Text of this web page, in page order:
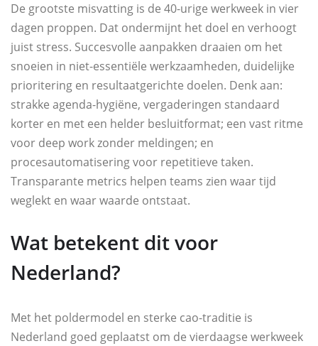
De grootste misvatting is de 40-urige werkweek in vier
dagen proppen. Dat ondermijnt het doel en verhoogt
juist stress. Succesvolle aanpakken draaien om het
snoeien in niet-essentiële werkzaamheden, duidelijke
prioritering en resultaatgerichte doelen. Denk aan:
strakke agenda-hygiëne, vergaderingen standaard
korter en met een helder besluitformat; een vast ritme
voor deep work zonder meldingen; en
procesautomatisering voor repetitieve taken.
Transparante metrics helpen teams zien waar tijd
weglekt en waar waarde ontstaat.
Wat betekent dit voor
Nederland?
Met het poldermodel en sterke cao-traditie is
Nederland goed geplaatst om de vierdaagse werkweek